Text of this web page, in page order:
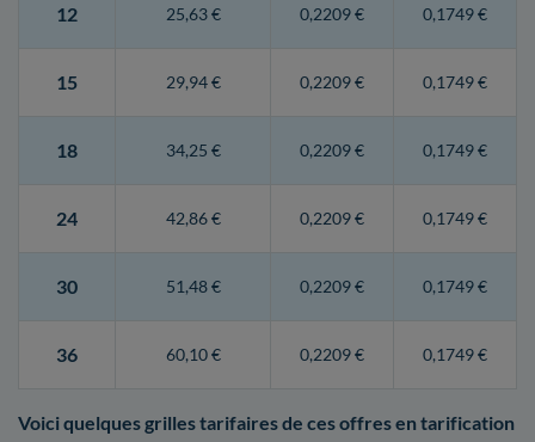
12 25,63 € 0,2209 € 0,1749 €
15 29,94 € 0,2209 € 0,1749 €
18 34,25 € 0,2209 € 0,1749 €
24 42,86 € 0,2209 € 0,1749 €
30 51,48 € 0,2209 € 0,1749 €
36 60,10 € 0,2209 € 0,1749 €
Voici quelques grilles tarifaires de ces offres en tarification